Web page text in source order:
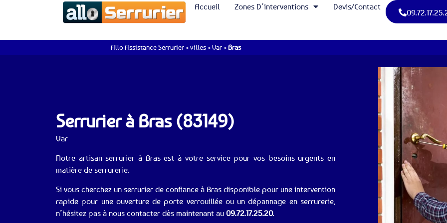
Accueil Zones D’interventions Devis/Contact
Allo Assistance Serrurier >villes >Var >Bras
Serrurier à Bras (83149)
Var
Notre artisan serrurier à Bras est à votre service pour vos besoins urgents en
matière de serrurerie.
Si vous cherchez un serrurier de confiance à Bras disponible pour une intervention
rapide pour une ouverture de porte verrouillée ou un dépannage en serrurerie,
n’hésitez pas à nous contacter dès maintenant au 09.72.17.25.20.